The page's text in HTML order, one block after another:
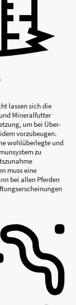
lassen sich die
Mineralfutter
um bei Über-
vorzubeugen.
wohlüberlegte und
zu
muss eine
bei allen Pferden